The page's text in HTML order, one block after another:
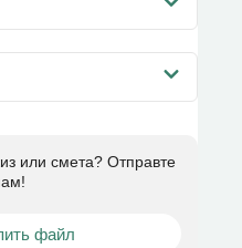
или смета? Отправте
файл